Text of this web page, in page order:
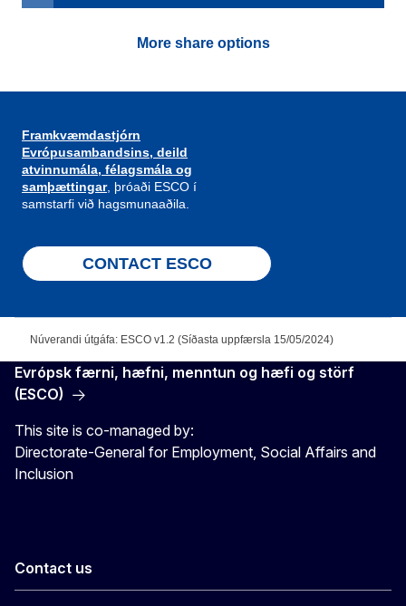
More share options
Framkvæmdastjórn
Evrópusambandsins, deild
atvinnumála, félagsmála og
samþættingar, þróaði ESCO í
samstarfi við hagsmunaaðila.
CONTACT ESCO
Núverandi útgáfa: ESCO v1.2 (Síðasta uppfærsla 15/05/2024)
Evrópsk færni, hæfni, menntun og hæfi og störf
(ESCO)
This site is co-managed by:
Directorate-General for Employment, Social Affairs and
Inclusion
Contact us